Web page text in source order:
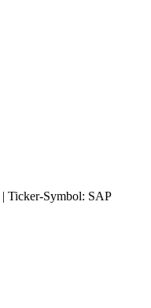
| Ticker-Symbol: SAP